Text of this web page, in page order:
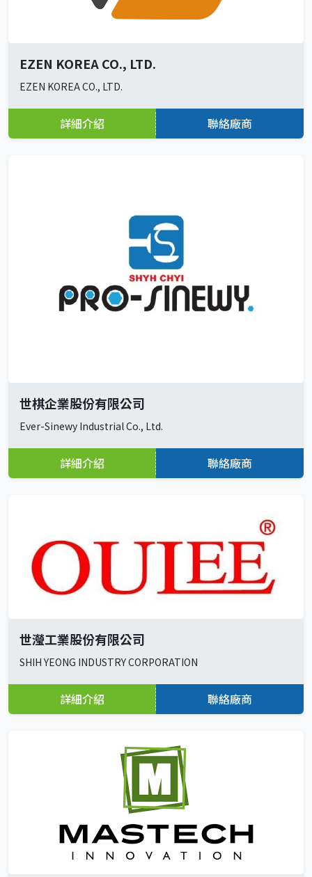
EZEN KOREA CO., LTD.
EZEN KOREA CO., LTD.
詳細介紹 聯絡廠商
世棋企業股份有限公司
Ever-Sinewy Industrial Co., Ltd.
詳細介紹 聯絡廠商
世瀅工業股份有限公司
SHIH YEONG INDUSTRY CORPORATION
詳細介紹 聯絡廠商